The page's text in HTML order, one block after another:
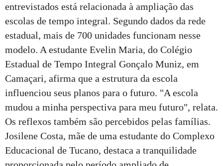
entrevistados está relacionada à ampliação das
escolas de tempo integral. Segundo dados da rede
estadual, mais de 700 unidades funcionam nesse
modelo. A estudante Evelin Maria, do Colégio
Estadual de Tempo Integral Gonçalo Muniz, em
Camaçari, afirma que a estrutura da escola
influenciou seus planos para o futuro. "A escola
mudou a minha perspectiva para meu futuro", relata.
Os reflexos também são percebidos pelas famílias.
Josilene Costa, mãe de uma estudante do Complexo
Educacional de Tucano, destaca a tranquilidade